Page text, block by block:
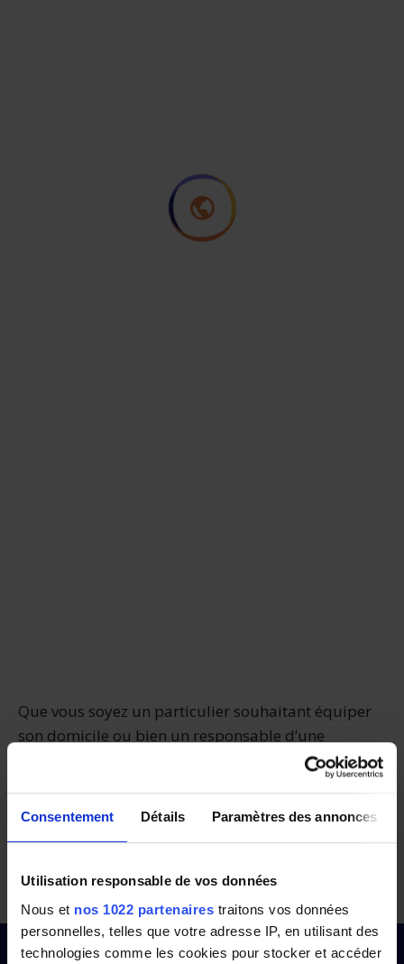
Consentement Détails Paramètres des annonces
Utilisation responsable de vos données
Nous et nos 1022 partenaires traitons vos données
personnelles, telles que votre adresse IP, en utilisant des
technologies comme les cookies pour stocker et accéder
Que vous soyez un particulier souhaitant équiper
son domicile ou bien un responsable d’une
entreprise, nous connaissons forcément un
installateur prêt à vous aider dans le Pas-de-Calais.
Essayez Panneauxsolaires.fr et comparez les
Comparez dans le Pas-de-Calais